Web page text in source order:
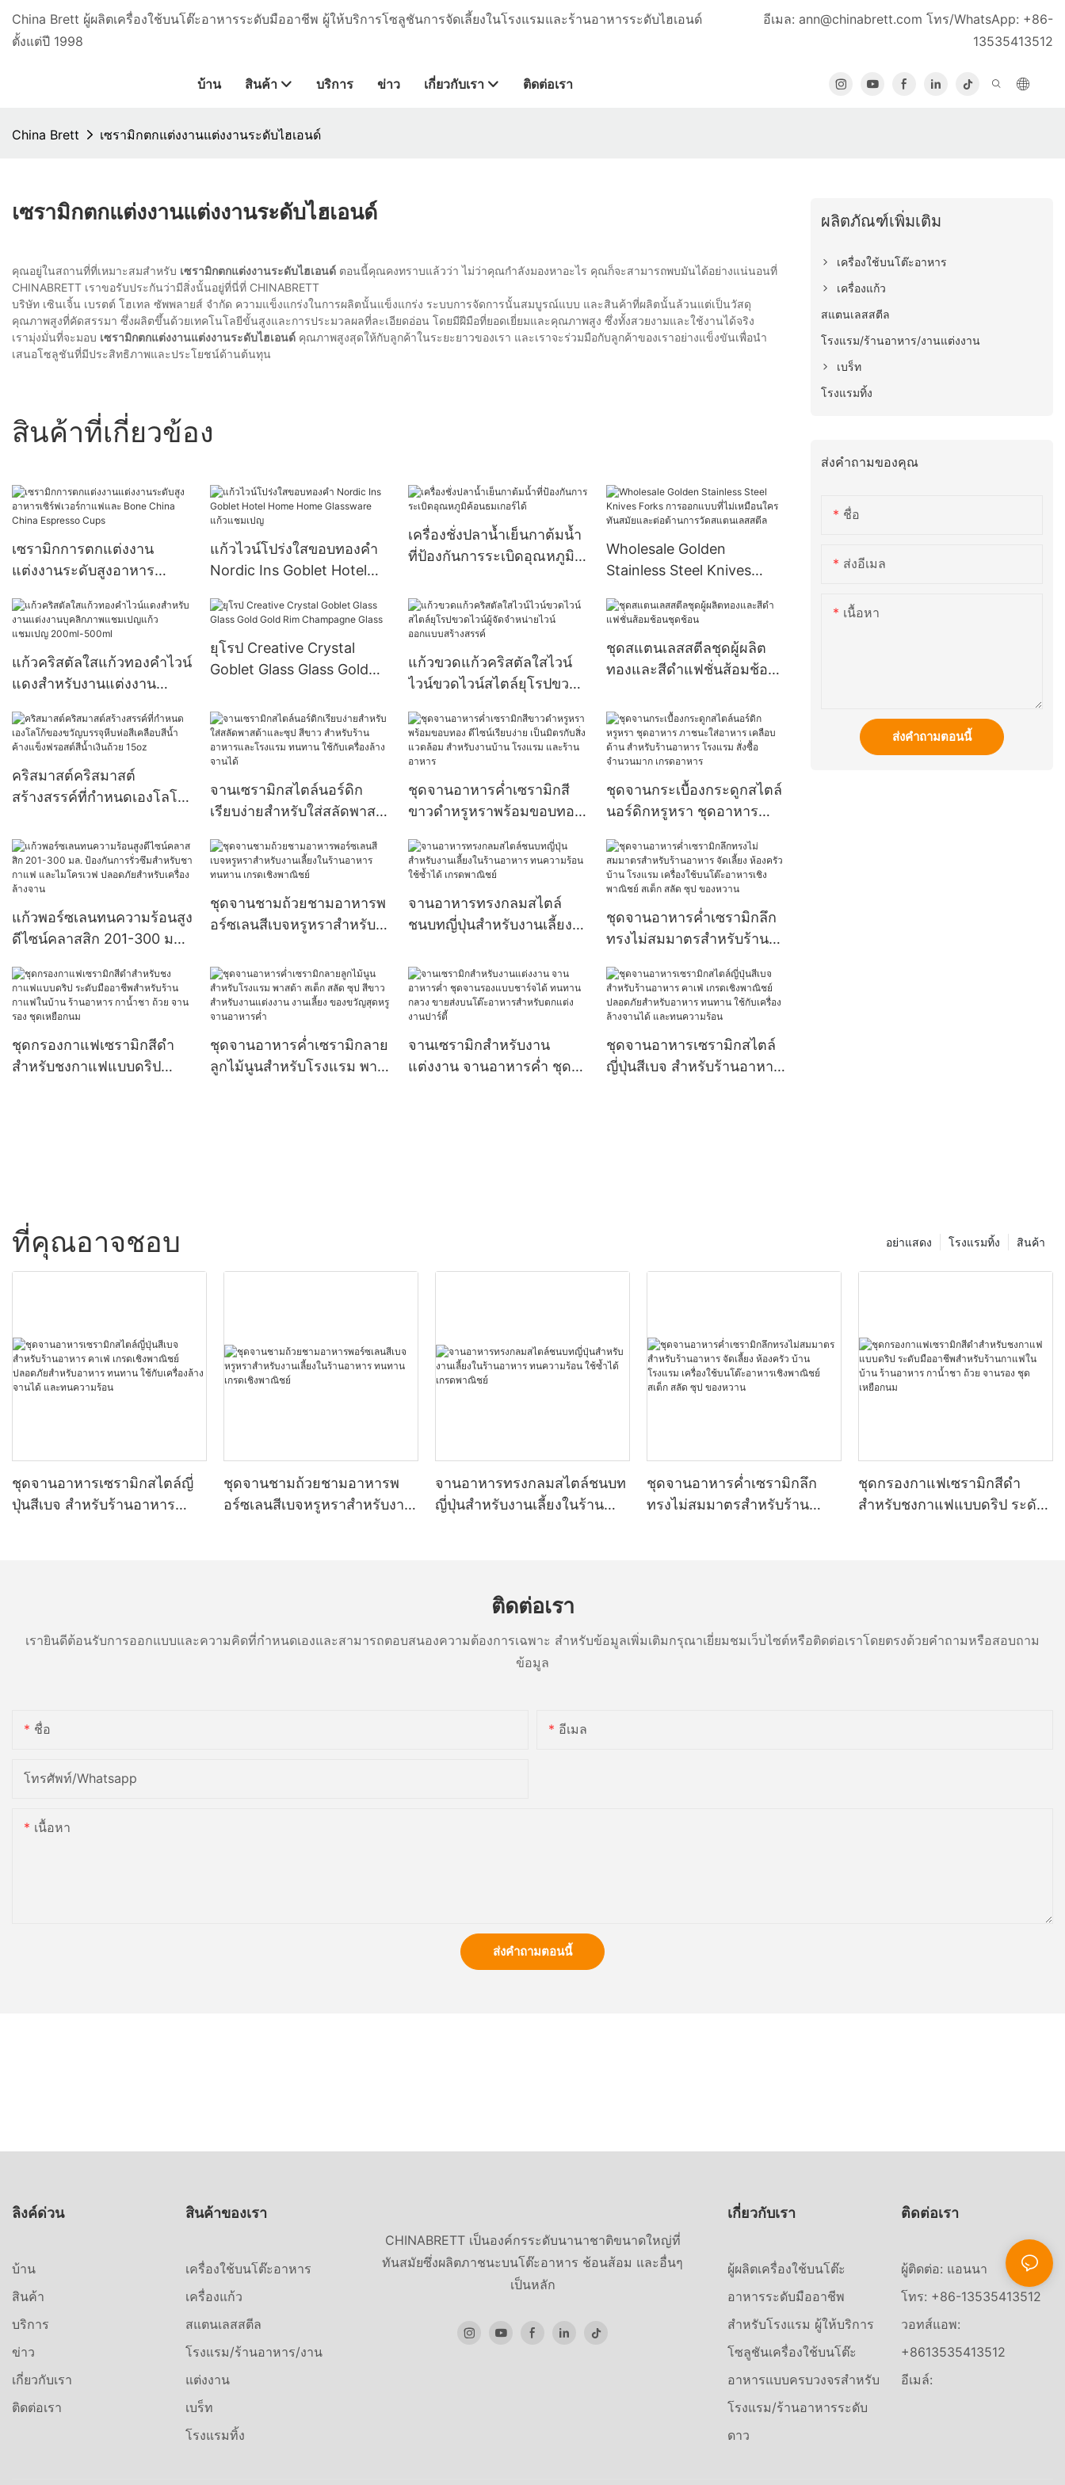
China Brett ผู้ผลิตเครื่องใช้บนโต๊ะอาหารระดับมืออาชีพ ผู้ให้บริการโซลูชันการจัดเลี้ยงในโรงแรมและร้านอาหารระดับไฮเอนด์
ตั้งแต่ปี 1998
อีเมล: ann@chinabrett.com โทร/WhatsApp: +86-
13535413512
บ้าน สินค้า บริการ ข่าว เกี่ยวกับเรา ติดต่อเรา
China Brett เซรามิกตกแต่งงานแต่งงานระดับไฮเอนด์
เซรามิกตกแต่งงานแต่งงานระดับไฮเอนด์
คุณอยู่ในสถานที่ที่เหมาะสมสำหรับ เซรามิกตกแต่งงานระดับไฮเอนด์ ตอนนี้คุณคงทราบแล้วว่า ไม่ว่าคุณกำลังมองหาอะไร คุณก็จะสามารถพบมันได้อย่างแน่นอนที่
CHINABRETT เราขอรับประกันว่ามีสิ่งนั้นอยู่ที่นี่ที่ CHINABRETT
บริษัท เซินเจิ้น เบรตต์ โฮเทล ซัพพลายส์ จำกัด ความแข็งแกร่งในการผลิตนั้นแข็งแกร่ง ระบบการจัดการนั้นสมบูรณ์แบบ และสินค้าที่ผลิตนั้นล้วนแต่เป็นวัสดุ
คุณภาพสูงที่คัดสรรมา ซึ่งผลิตขึ้นด้วยเทคโนโลยีขั้นสูงและการประมวลผลที่ละเอียดอ่อน โดยมีฝีมือที่ยอดเยี่ยมและคุณภาพสูง ซึ่งทั้งสวยงามและใช้งานได้จริง
เรามุ่งมั่นที่จะมอบ เซรามิกตกแต่งงานแต่งงานระดับไฮเอนด์ คุณภาพสูงสุดให้กับลูกค้าในระยะยาวของเรา และเราจะร่วมมือกับลูกค้าของเราอย่างแข็งขันเพื่อนำ
เสนอโซลูชันที่มีประสิทธิภาพและประโยชน์ด้านต้นทุน
สินค้าที่เกี่ยวข้อง
เซรามิกการตกแต่งงาน
แต่งงานระดับสูงอาหาร
China China Espresso
Cups
แก้วไวน์โปร่งใสขอบทองคำ
Nordic Ins Goblet Hotel
แก้วแชมเปญ
เครื่องชั่งปลาน้ำเย็นกาต้มน้ำ
ที่ป้องกันการระเบิดอุณหภูมิ
Wholesale Golden
Stainless Steel Knives
เหมือนใครทันสมัยและต่อ
แก้วคริสตัลใสแก้วทองคำไวน์
แดงสำหรับงานแต่งงาน
แชมเปญ 200ml-500ml
ยุโรป Creative Crystal
Goblet Glass Glass Gold
Glass
แก้วขวดแก้วคริสตัลใสไวน์
ไวน์ขวดไวน์สไตล์ยุโรปขวด
ออกแบบสร้างสรรค์
ชุดสแตนเลสสตีลชุดผู้ผลิต
ทองและสีดำแฟชั่นส้อมช้อน
คริสมาสต์คริสมาสต์
สร้างสรรค์ที่กำหนดเองโลโก้
สีน้ำค้างแข็งฟรอสต์สีน้ำเงิน
ถ้วย 15oz
จานเซรามิกสไตล์นอร์ดิก
เรียบง่ายสำหรับใส่สลัดพาส
อาหารและโรงแรม ทนทาน
ใช้กับเครื่องล้างจานได้
ชุดจานอาหารค่ำเซรามิกสี
ขาวดำหรูหราพร้อมขอบทอง
แวดล้อม สำหรับงานบ้าน
โรงแรม และร้านอาหาร
ชุดจานกระเบื้องกระดูกสไตล์
นอร์ดิกหรูหรา ชุดอาหาร
สำหรับร้านอาหาร โรงแรม
สั่งซื้อจำนวนมาก เกรดอาหาร
แก้วพอร์ซเลนทนความร้อนสูง
ดีไซน์คลาสสิก 201-300 มล.
กาแฟ และไมโครเวฟ
ปลอดภัยสำหรับเครื่องล้าง
จาน
ชุดจานชามถ้วยชามอาหารพ
อร์ซเลนสีเบจหรูหราสำหรับ
ทนทาน เกรดเชิงพาณิชย์
จานอาหารทรงกลมสไตล์
ชนบทญี่ปุ่นสำหรับงานเลี้ยงใน
ซ้ำได้ เกรดพาณิชย์
ชุดจานอาหารค่ำเซรามิกลึก
ทรงไม่สมมาตรสำหรับร้าน
โรงแรม เครื่องใช้บนโต๊ะ
อาหารเชิงพาณิชย์ สเต็ก สลัด
ซุป ของหวาน
ชุดกรองกาแฟเซรามิกสีดำ
สำหรับชงกาแฟแบบดริป
ชุดจานอาหารค่ำเซรามิกลาย
ลูกไม้นูนสำหรับโรงแรม พาส
จานเซรามิกสำหรับงาน
แต่งงาน จานอาหารค่ำ ชุด
ชุดจานอาหารเซรามิกสไตล์
ญี่ปุ่นสีเบจ สำหรับร้านอาหาร
ผลิตภัณฑ์เพิ่มเติม
เครื่องใช้บนโต๊ะอาหาร
เครื่องแก้ว
สแตนเลสสตีล
โรงแรม/ร้านอาหาร/งานแต่งงาน
เบร็ท
โรงแรมทิ้ง
ส่งคำถามของคุณ
ชื่อ
ส่งอีเมล
เนื้อหา
ส่งคำถามตอนนี้
ที่คุณอาจชอบ สินค้า
โรงแรมทิ้ง
อย่าแสดง
ชุดจานอาหารเซรามิกสไตล์ญี่
ปุ่นสีเบจ สำหรับร้านอาหาร
ชุดจานชามถ้วยชามอาหารพ
อร์ซเลนสีเบจหรูหราสำหรับงาน
จานอาหารทรงกลมสไตล์ชนบท
ญี่ปุ่นสำหรับงานเลี้ยงในร้าน
ชุดจานอาหารค่ำเซรามิกลึก
ทรงไม่สมมาตรสำหรับร้าน
ชุดกรองกาแฟเซรามิกสีดำ
สำหรับชงกาแฟแบบดริป ระดับ
ติดต่อเรา
เรายินดีต้อนรับการออกแบบและความคิดที่กำหนดเองและสามารถตอบสนองความต้องการเฉพาะ สำหรับข้อมูลเพิ่มเติมกรุณาเยี่ยมชมเว็บไซต์หรือติดต่อเราโดยตรงด้วยคำถามหรือสอบถาม
ข้อมูล
ชื่อ อีเมล
โทรศัพท์/whatsapp
เนื้อหา
ส่งคำถามตอนนี้
ลิงค์ด่วน
บ้าน
สินค้า
บริการ
ข่าว
เกี่ยวกับเรา
ติดต่อเรา
สินค้าของเรา
เครื่องใช้บนโต๊ะอาหาร
เครื่องแก้ว
สแตนเลสสตีล
โรงแรม/ร้านอาหาร/งาน
แต่งงาน
เบร็ท
โรงแรมทิ้ง
CHINABRETT เป็นองค์กรระดับนานาชาติขนาดใหญ่ที่
ทันสมัยซึ่งผลิตภาชนะบนโต๊ะอาหาร ช้อนส้อม และอื่นๆ
เป็นหลัก
เกี่ยวกับเรา
ผู้ผลิตเครื่องใช้บนโต๊ะ
อาหารระดับมืออาชีพ
สำหรับโรงแรม ผู้ให้บริการ
โซลูชันเครื่องใช้บนโต๊ะ
อาหารแบบครบวงจรสำหรับ
โรงแรม/ร้านอาหารระดับ
ดาว
ติดต่อเรา
ผู้ติดต่อ: แอนนา
โทร: +86-13535413512
วอทส์แอพ:
+8613535413512
อีเมล์: